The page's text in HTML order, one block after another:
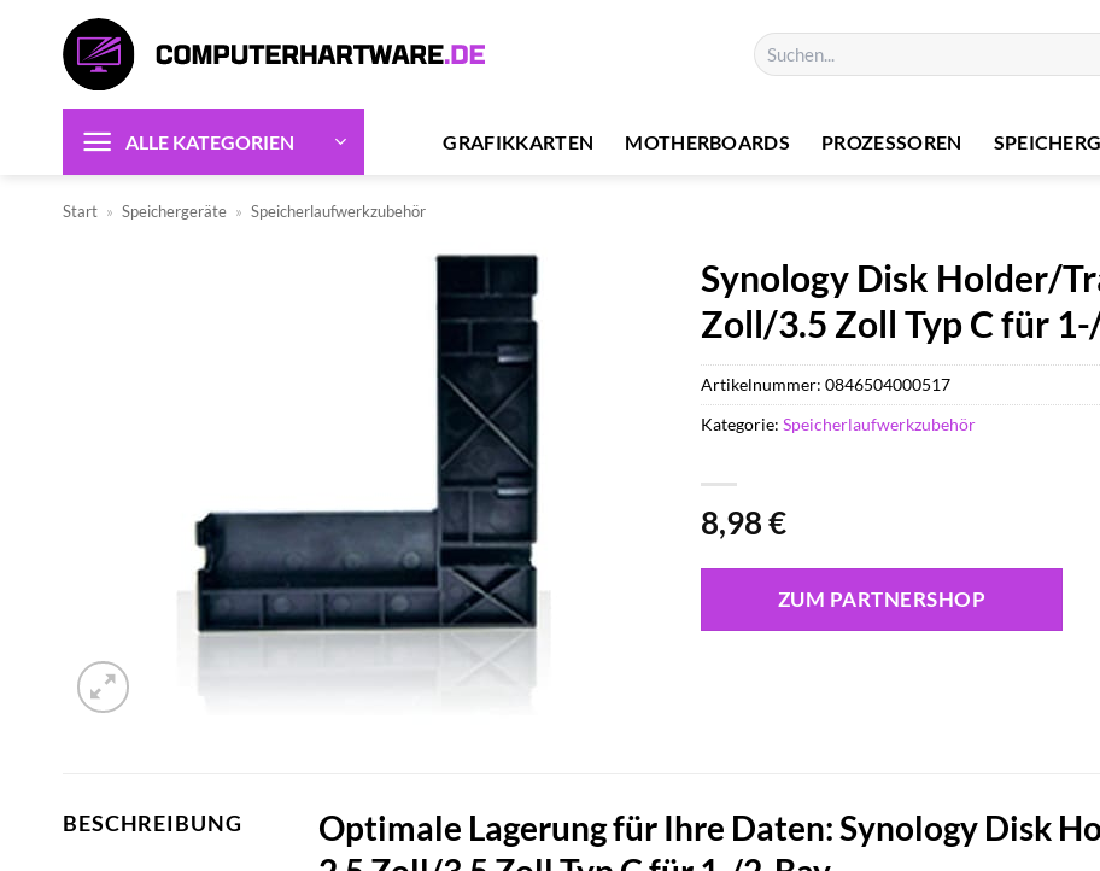
springen
Suchen
nach:
ALLE KATEGORIEN GRAFIKKARTEN MOTHERBOARDS PROZESSOREN
Start » Speichergeräte » Speicherlaufwerkzubehör
Synology Disk Holder/
Zoll/3.5 Zoll Typ C für
8,98€
ZUM PARTNERSHOP
Artikelnummer:0846504000517
Kategorie:Speicherlaufwerkzubehör
BESCHREIBUNG
Optimale Lagerung für Ihre Daten: Synology Disk